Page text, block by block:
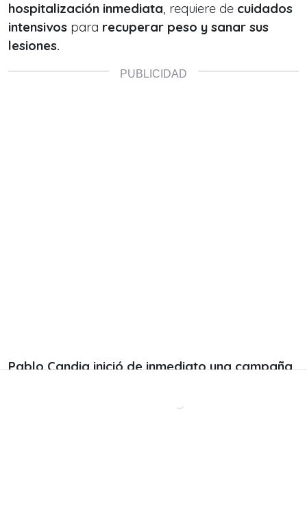
hospitalización inmediata, requiere de cuidados
intensivos para recuperar peso y sanar sus
lesiones.
Pablo Candia inició de inmediato una campaña
gastos médicos y de alimentación